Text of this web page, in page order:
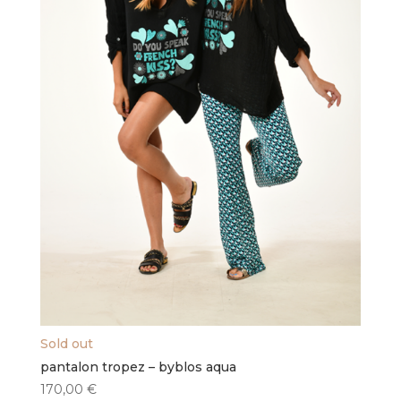
la
page
du
produit
Sold out
pantalon tropez – byblos aqua
170,00 €